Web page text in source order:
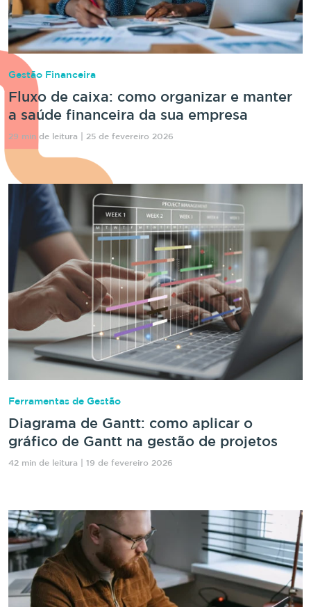
Gestão Financeira
Fluxo de caixa: como organizar e manter
a saúde financeira da sua empresa
29 min de leitura | 25 de fevereiro 2026
Ferramentas de Gestão
Diagrama de Gantt: como aplicar o
gráfico de Gantt na gestão de projetos
42 min de leitura | 19 de fevereiro 2026